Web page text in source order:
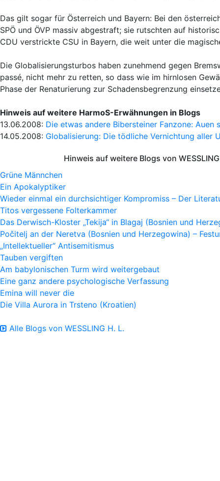
Das gilt sogar für Österreich und Bayern: Bei den
SPÖ und ÖVP massiv abgestraft; sie rutschten auf
CDU verstrickte CSU in Bayern, die weit unter die
Die Globalisierungsturbos haben zunehmend gegen
passé, nicht mehr zu retten, so dass wie im hirnlosen
Phase der Renaturierung zur Schadensbegrenzung
Hinweis auf weitere HarmoS-Erwähnungen in Blogs
13.06.2008: Die etwas andere Bibersteiner Fanzone: Auen
14.05.2008: Globalisierung: Die tödliche Vernichtung aller
Hinweis auf weitere Blogs von
Grüne Männchen
Ein Apokalyptiker
Wieder einmal ein durchsichtiger Kompromiss – Der
Titos vergessene Folterkammer
Das Derwisch-Kloster „Tekija“ in Blagaj (Bosnien und
Počitelj an der Neretva (Bosnien und Herzegowina) –
„Intellektueller“ Antisemitismus
Tauben vergiften
Am babylonischen Turm wird weitergebaut
Eine ganz andere psychologische Verfassung
Emina will never die
Die Villa Aurora in Trsteno (Kroatien)
Alle Blogs von WESSLING H. L.